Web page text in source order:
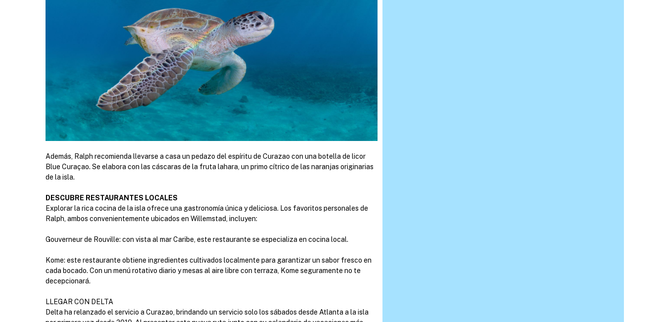
Además, Ralph recomienda llevarse a casa un pedazo del espíritu de Curazao con una botella de licor
Blue Curaçao. Se elabora con las cáscaras de la fruta lahara, un primo cítrico de las naranjas originarias
de la isla.
DESCUBRE RESTAURANTES LOCALES
Explorar la rica cocina de la isla ofrece una gastronomía única y deliciosa. Los favoritos personales de
Ralph, ambos convenientemente ubicados en Willemstad, incluyen:
Gouverneur de Rouville: con vista al mar Caribe, este restaurante se especializa en cocina local.
Kome: este restaurante obtiene ingredientes cultivados localmente para garantizar un sabor fresco en
cada bocado. Con un menú rotativo diario y mesas al aire libre con terraza, Kome seguramente no te
decepcionará.
LLEGAR CON DELTA
Delta ha relanzado el servicio a Curazao, brindando un servicio solo los sábados desde Atlanta a la isla